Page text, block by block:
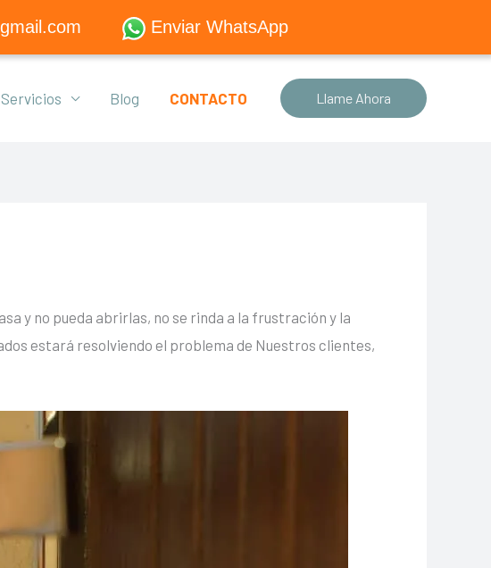
Enviar WhatsApp
Servicios Blog CONTACTO Llame Ahora
y no pueda abrirlas, no se rinda a la frustración y la
estará resolviendo el problema de Nuestros clientes,